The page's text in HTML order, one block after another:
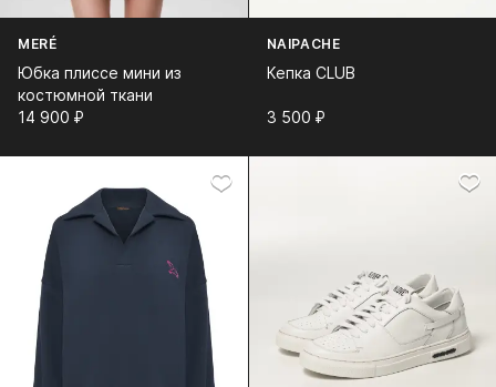
MERÉ
Юбка плиссе мини из
костюмной ткани
14 900⁠ ⁠₽
NAIPACHE
Кепка CLUB
3 500⁠ ⁠₽